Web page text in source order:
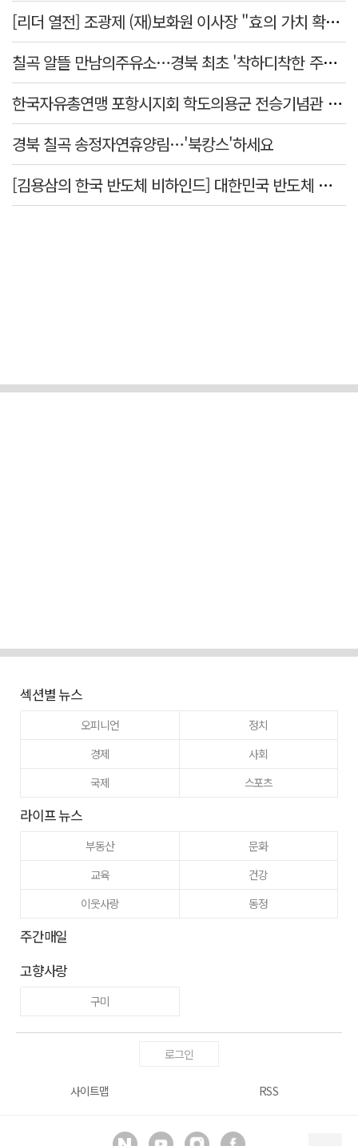
[리더 열전] 조광제 (재)보화원 이사장 "효의 가치 확산 위해 젊은층 참여 이끌어낼 것"
칠곡 알뜰 만남의주유소…경북 최초 '착하디착한 주유소' 선정
한국자유총연맹 포항시지회 학도의용군 전승기념관 방문
경북 칠곡 송정자연휴양림…'북캉스'하세요
[김용삼의 한국 반도체 비하인드] 대한민국 반도체 신화의 출발
섹션별 뉴스
오피니언
정치
경제
사회
국제
스포츠
라이프 뉴스
부동산
문화
교육
건강
이웃사랑
동정
주간매일
고향사랑
구미
로그인
사이트맵 RSS